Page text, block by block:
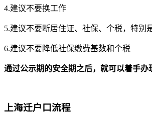
4.建议不要换工作
5.建议不要断居住证、社保、个税，特别
6.建议不要降低社保缴费基数和个税
通过公示期的安全期之后，就可以着手办
上海迁户口流程